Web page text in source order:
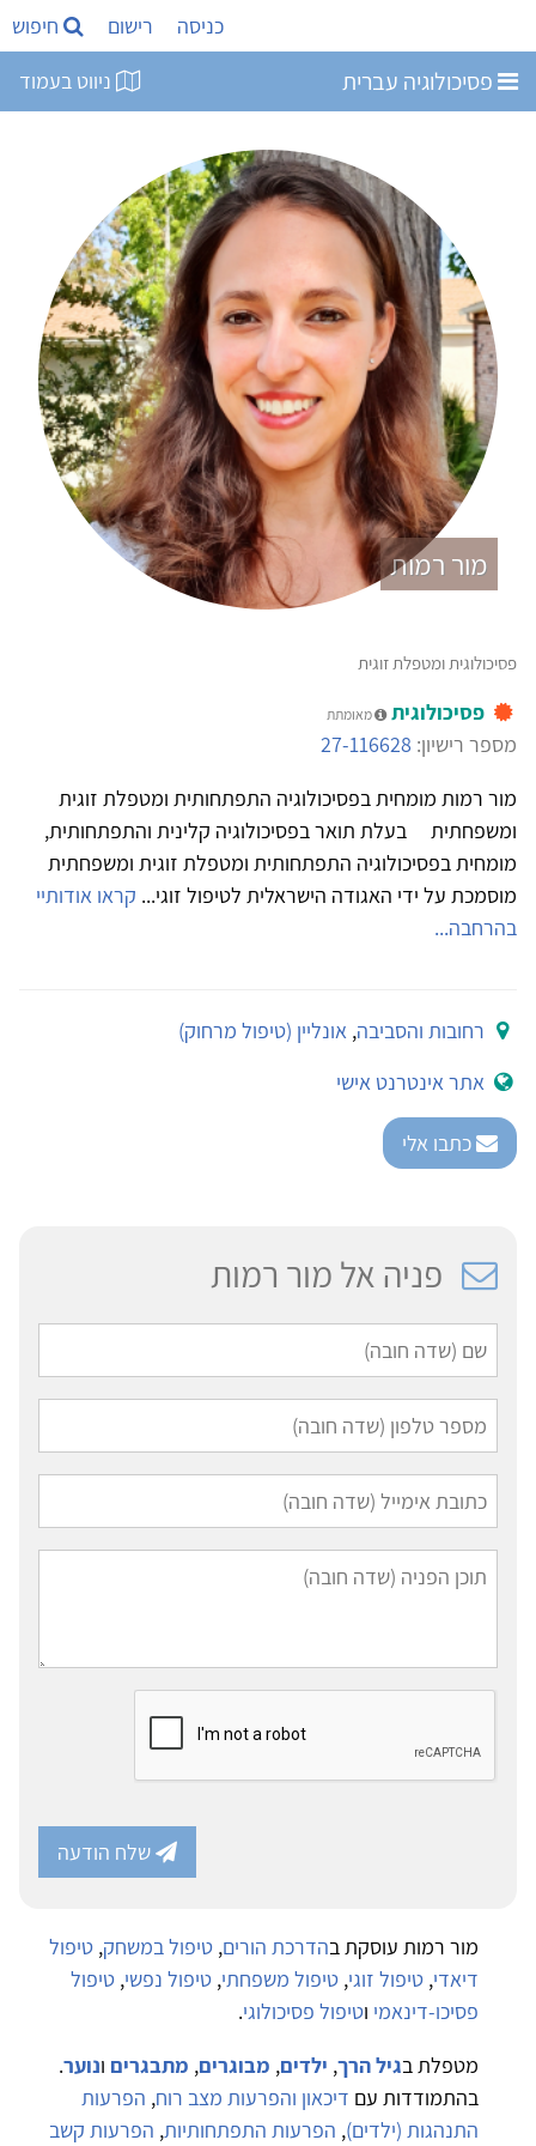
כניסה רישום חיפוש
פסיכולוגיה עברית ניווט בעמוד
מור רמות
פסיכולוגית ומטפלת זוגית
פסיכולוגית מאומתת
מספר רישיון: 27-116628
מור רמות מומחית בפסיכולוגיה התפתחותית ומטפלת זוגית
ומשפחתית בעלת תואר בפסיכולוגיה קלינית והתפתחותית,
מומחית בפסיכולוגיה התפתחותית ומטפלת זוגית ומשפחתית
מוסמכת על ידי האגודה הישראלית לטיפול זוגי... קראו אודותיי
בהרחבה...
רחובות והסביבה,אונליין (טיפול מרחוק)
אתר אינטרנט אישי
כתבו אלי
פניה אל מור רמות
שלח הודעה
מור רמות עוסקת בהדרכת הורים, טיפול במשחק, טיפול
דיאדי, טיפול זוגי, טיפול משפחתי, טיפול נפשי, טיפול
פסיכו-דינאמי וטיפול פסיכולוגי.
מטפלת בגיל הרך, ילדים, מבוגרים, מתבגרים ונוער.
בהתמודדות עם דיכאון והפרעות מצב רוח, הפרעות
התנהגות (ילדים), הפרעות התפתחותיות, הפרעות קשב